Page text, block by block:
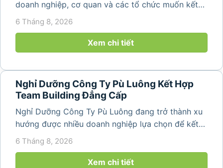
doanh nghiệp, cơ quan và các tổ chức muốn kết
hợp nghỉ dưỡng, tham quan và tổ chức các hoạt
động gắn kết tập thể. Với cảnh quan thiên nhiên
nguyên sơ, không khí...
6 Tháng 8, 2026
Xem chi tiết
Nghỉ Dưỡng Công Ty Pù Luông Kết Hợp
Team Building Đẳng Cấp
Nghỉ Dưỡng Công Ty Pù Luông đang trở thành xu
hướng được nhiều doanh nghiệp lựa chọn để kết
hợp giữa nghỉ ngơi, tái tạo năng lượng và xây
lịch đơn thuần, nhiều công ty...
6 Tháng 8, 2026
Xem chi tiết